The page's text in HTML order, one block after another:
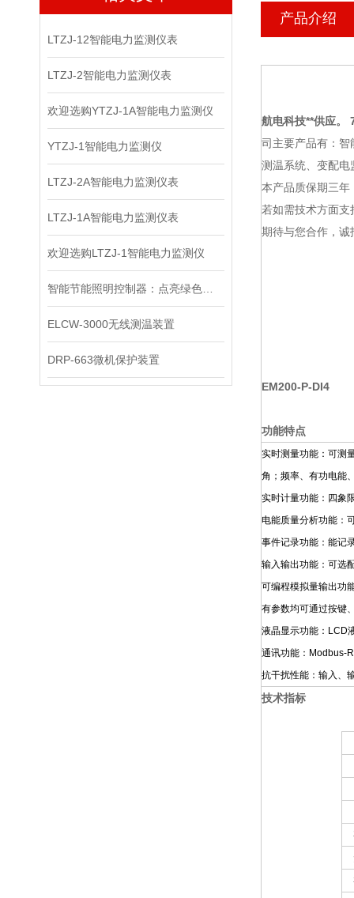
LTZJ-12智能电力监测仪表
LTZJ-2智能电力监测仪表
欢迎选购YTZJ-1A智能电力监测仪
YTZJ-1智能电力监测仪
LTZJ-2A智能电力监测仪表
LTZJ-1A智能电力监测仪表
欢迎选购LTZJ-1智能电力监测仪
ELCW-3000无线测温装置
DRP-663微机保护装置
产品介绍
航电科技**供应。
司主要产品有：智
测温系统、变配电
本产品质保期三年
若如需技术方面
期待与您合作，
EM200-P-DI4
功能特点
实时测量功能：可测
角；频率、有功电能
实时计量功能：四象
电能质量分析功能：
事件记录功能：能记
输入输出功能：可选
可编程模拟量输出功
有参数均可通过按键
液晶显示功能：LCD
通讯功能：Modbus-
抗干扰性能：输入、
技术指标